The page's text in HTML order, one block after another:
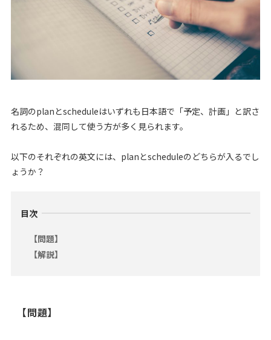
名詞のplanとscheduleはいずれも日本語で「予定、計画」と訳さ
れるため、混同して使う方が多く見られます。
以下のそれぞれの英文には、planとscheduleのどちらが入るでし
ょうか？
目次
【問題】
【解説】
【問題】